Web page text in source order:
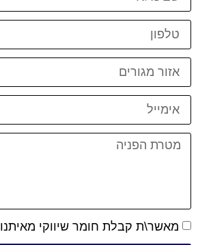
מאשר\ת קבלת חומר שיווקי מאיתנו